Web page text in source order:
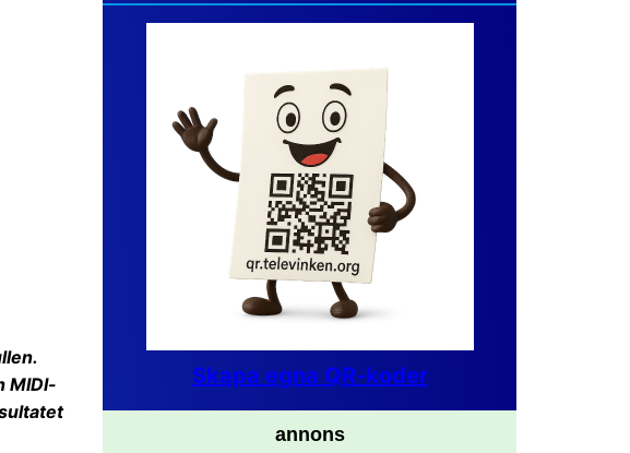
MIDI-
Skapa egna QR-koder
annons